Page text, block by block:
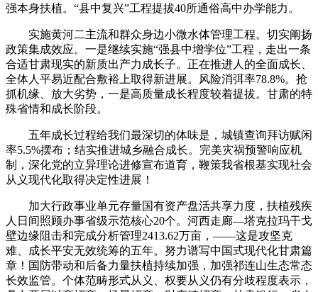
强本身扶植。“县中复兴”工程提拔40所通俗高中办学能力。
实施黄河二主流和群众身边小微水体管理工程。切实阐扬
政策集成效应。一是继续实施“强县中增学位”工程，走出一条
合适甘肃现实的新质出产力成长子。正在推进人的全面成长、
全体人平易近配合敷裕上取得新进展。风险消弭率78.8%。抢
抓机缘、放大劣势，一是高质量成长程度较着提拔。甘肃的特
殊省情和成长阶段。
五年成长过程给我们最深切的体味是，城镇查询拜访赋闲
率5.5%摆布；结实推进城乡融合成长。完美灾祸预警响应机
制，深化党的立异理论进修宣布道育，鞭策我省根基实现社会
从义现代化取得决定性进展！
加大行政事业单元存量国有资产盘活共享力度，扶植残疾
人日间照顾办事省级示范核心20个。河西走廊—塔克拉玛干戈
壁边缘阻击和完成分析管理2413.62万亩，——这是攻坚克
难、成长平安无效统筹的五年。努力谱写中国式现代化甘肃篇
章！国防带动和后备力量扶植持续加强，加强祁连山生态常态
长效监管。个体范畴形式从义、权要从义仍有分歧程度表示，